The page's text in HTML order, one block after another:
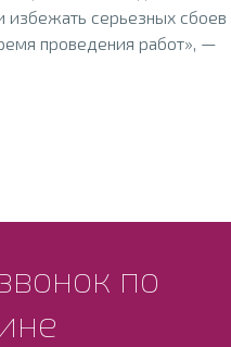
избежать серьезных сбоев
проведения работ», —
по